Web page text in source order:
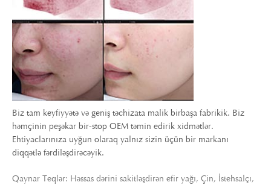
Biz tam keyfiyyətə və geniş təchizata malik birbaşa fabrikik. Biz
həmçinin peşəkar bir-stop OEM təmin edirik xidmətlər.
Ehtiyaclarınıza uyğun olaraq yalnız sizin üçün bir markanı
diqqətlə fərdiləşdirəcəyik.
Qaynar Teqlər: Həssas dərini sakitləşdirən efir yağı, Çin, İstehsalçı,